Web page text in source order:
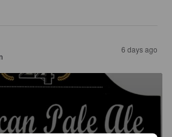
6 days ago